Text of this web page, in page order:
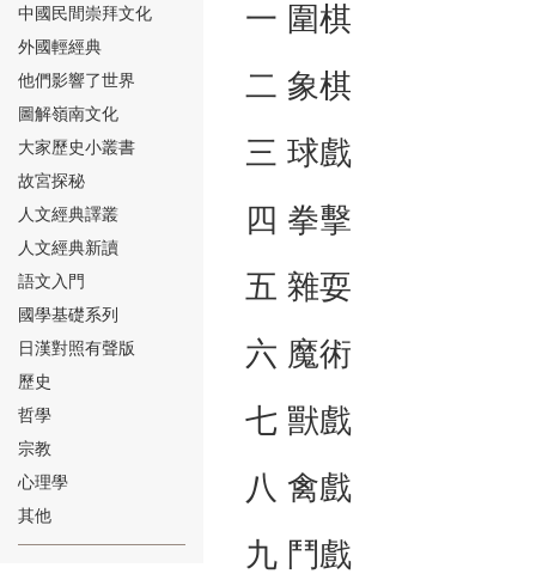
⑯
⑰
⑱
中國民間崇拜文化
外國輕經典
他們影響了世界
圖解嶺南文化
大家歷史小叢書
故宮探秘
人文經典譯叢
人文經典新讀
語文入門
國學基礎系列
日漢對照有聲版
歷史
哲學
宗教
心理學
其他
一 圍棋
二 象棋
三 球戲
四 拳擊
五 雜耍
六 魔術
七 獸戲
八 禽戲
九 鬥戲